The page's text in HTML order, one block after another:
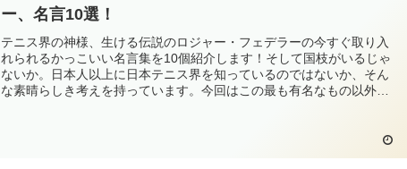
ー、名言10選！
テニス界の神様、生ける伝説のロジャー・フェデラーの今すぐ取り入
れられるかっこいい名言集を10個紹介します！そして国枝がいるじゃ
ないか。日本人以上に日本テニス界を知っているのではないか、そん
な素晴らしき考えを持っています。今回はこの最も有名なもの以外で